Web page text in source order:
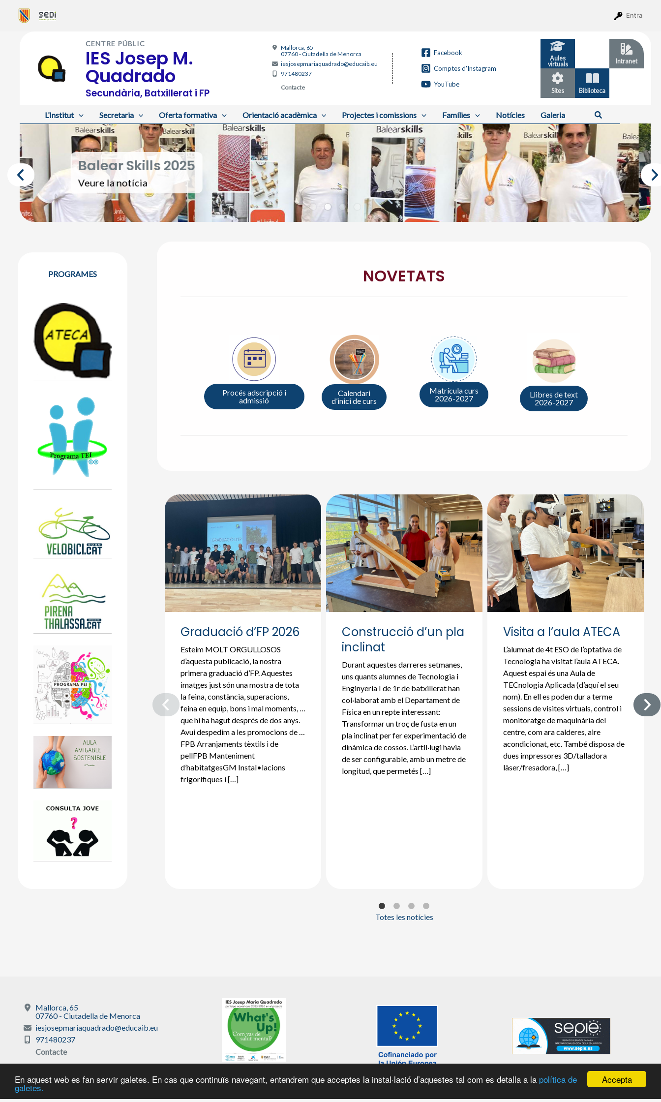
Accepta
En aquest web es fan servir galetes. En cas que continuïs navegant, entendrem que acceptes la instal·lació d’aquestes tal com es detalla a la política de
galetes.
Entra
CENTRE PÚBLIC
IES Josep M.
Quadrado
Secundària, Batxillerat i FP
Mallorca, 65
07760 - Ciutadella de Menorca
iesjosepmariaquadrado@educaib.eu
971480237
Contacte
Facebook
Comptes d'Instagram
YouTube
Aules
virtuals
Intranet
Sites Biblioteca
L’Institut Secretaria Oferta formativa Orientació acadèmica Projectes i comissions Famílies Notícies Galeria Cerca
PROGRAMES NOVETATS
Procés adscripció i
admissió
Calendari
d’inici de curs
Matrícula curs
2026-2027
Llibres de text
2026-2027
Graduació d’FP 2026
Esteim MOLT ORGULLOSOS
d’aquesta publicació, la nostra
primera graduació d’FP. Aquestes
imatges just són una mostra de tota
la feina, constància, superacions,
feina en equip, bons i mal moments, …
que hi ha hagut després de dos anys.
Avui despedim a les promocions de …
FPB Arranjaments tèxtils i de
pellFPB Manteniment
d’habitatgesGM Instal•lacions
frigorífiques i […]
Construcció d’un pla
inclinat
Durant aquestes darreres setmanes,
uns quants alumnes de Tecnologia i
Enginyeria I de 1r de batxillerat han
col·laborat amb el Departament de
Física en un repte interessant:
Transformar un troç de fusta en un
pla inclinat per fer experimentació de
dinàmica de cossos. L’artil·lugi havia
de ser configurable, amb un metre de
longitud, que permetés […]
Visita a l’aula ATECA
L’alumnat de 4t ESO de l’optativa de
Tecnologia ha visitat l’aula ATECA.
Aquest espai és una Aula de
TECnologia Aplicada (d’aquí el seu
nom). En ell es poden dur a terme
sessions de visites virtuals, control i
monitoratge de maquinària del
centre, com ara calderes, aire
acondicionat, etc. També disposa de
dues impressores 3D/talladora
làser/fresadora, […]
Totes les notícies
Mallorca, 65
07760 - Ciutadella de Menorca
iesjosepmariaquadrado@educaib.eu
971480237
Contacte
Avís legal|Sobre el web|Política de galetes|© 2026 Generalitat de Catalunya |Fet amb elWordPress